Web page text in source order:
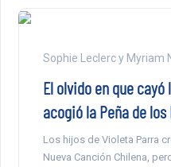
Sophie Leclerc y Myriam
El olvido en que
acogió la Peña de los
Los hijos de Violeta Parra
Nueva Canción Chilena,